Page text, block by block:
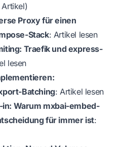
Proxy für einen
Stack: Artikel lesen
Traefik und express-
lesen
Batching: Artikel lesen
Warum mxbai-embed-
für immer ist: